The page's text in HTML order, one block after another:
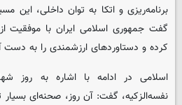
برنامه‌ریزی و اتکا به توان داخلی، این
گفت جمهوری اسلامی ایران با موفقیت
کرده و دستاوردهای ارزشمندی را به دست
اسلامی در ادامه با اشاره به روز
نفسه‌الزکیه، گفت: آن روز، صحنه‌ای بسیار